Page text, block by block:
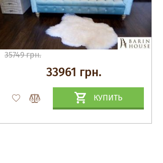
35749 грн.
33961 грн.
КУПИТЬ